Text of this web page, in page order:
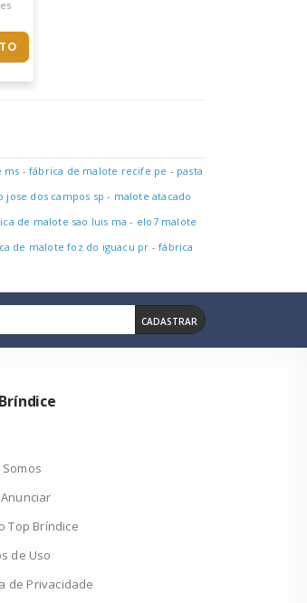
ms -fábrica de malote recife pe - pasta
jose dos campos sp - malote atacado
de malote sao luis ma - elo7 malote
de malote foz do iguacu pr -fábrica
CADASTRAR
Top Bríndice
de Uso
de Privacidade